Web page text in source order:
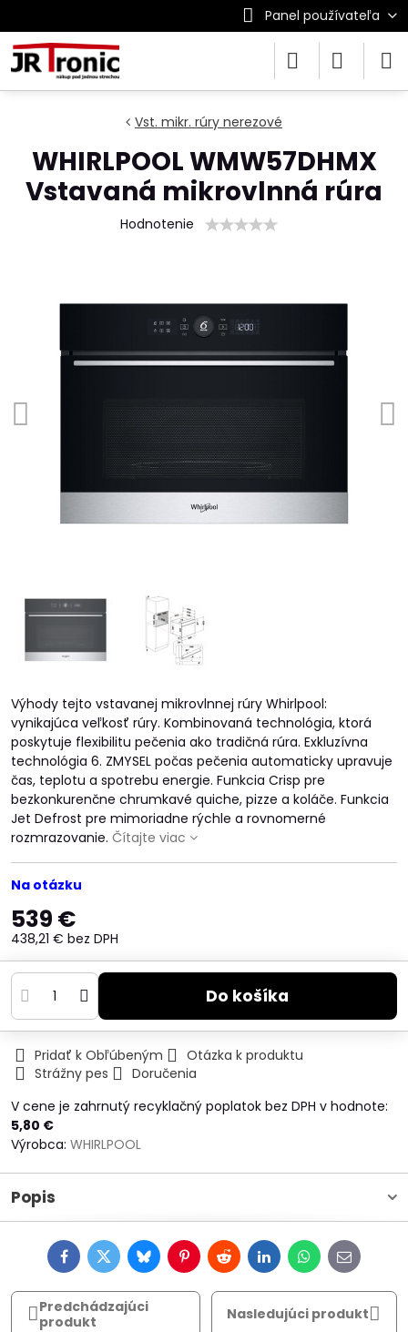
Panel používateľa
Vst. mikr. rúry nerezové
WHIRLPOOL WMW57DHMX
Vstavaná mikrovlnná rúra
Hodnotenie
Výhody tejto vstavanej mikrovlnnej rúry Whirlpool:
vynikajúca veľkosť rúry. Kombinovaná technológia, ktorá
poskytuje flexibilitu pečenia ako tradičná rúra. Exkluzívna
technológia 6. ZMYSEL počas pečenia automaticky upravuje
čas, teplotu a spotrebu energie. Funkcia Crisp pre
bezkonkurenčne chrumkavé quiche, pizze a koláče. Funkcia
Jet Defrost pre mimoriadne rýchle a rovnomerné
rozmrazovanie. Čítajte viac
Na otázku
539 €
438,21 € bez DPH
Do košíka
Pridať k Obľúbeným
Otázka k produktu
Strážny pes
Doručenia
V cene je zahrnutý recyklačný poplatok bez DPH v hodnote:
5,80 €
Výrobca: WHIRLPOOL
Popis
FacebookTwitterBlueskyPinterestRedditLinkedInWhatsApp
E-
mail
Predchádzajúci
produkt
Nasledujúci produkt